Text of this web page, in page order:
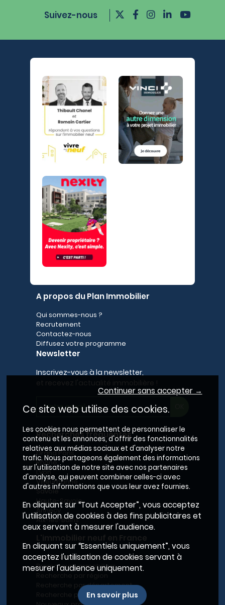
Suivez-nous
A propos du Plan Immobilier
Qui sommes-nous ?
Recrutement
Contactez-nous
Diffusez votre programme
Newsletter
Inscrivez-vous à la newsletter,
Recherches fréquentes
Grand Paris
Rhône
Lyon
Villeurbanne
Savoie
Haute-Savoie
Annecy
Aix-les-Bains
Le BRS dans la Métropole de Lyon
Promoteurs immobiliers
Recherche par département
Recherche par ville
Continuer sans accepter →
Ce site web utilise des cookies.
Les cookies nous permettent de personnaliser le
contenu et les annonces, d'offrir des fonctionnalités
relatives aux médias sociaux et d'analyser notre
trafic. Nous partageons également des informations
sur l'utilisation de notre site avec nos partenaires
d'analyse, qui peuvent combiner celles-ci avec
d'autres informations que vous leur avez fournies.
En cliquant sur “Tout Accepter”, vous acceptez
l'utilisation de cookies à des fins publicitaires et
ceux servant à mesurer l'audience.
En cliquant sur “Essentiels uniquement”, vous
acceptez l'utilisation de cookies servant à
mesurer l'audience uniquement.
En savoir plus